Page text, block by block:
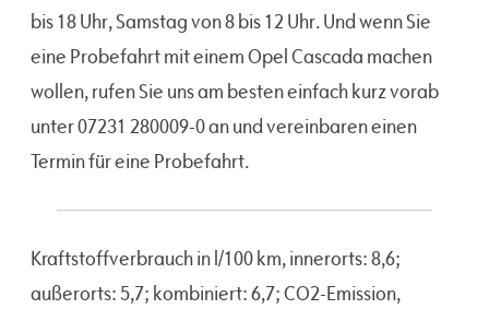
bis 18 Uhr, Samstag von 8 bis 12 Uhr. Und wenn Sie
eine Probefahrt mit einem Opel Cascada machen
wollen, rufen Sie uns am besten einfach kurz vorab
unter 07231 280009-0 an und vereinbaren einen
Termin für eine Probefahrt.
Kraftstoffverbrauch in l/100 km, innerorts: 8,6;
außerorts: 5,7; kombiniert: 6,7; CO2-Emission,